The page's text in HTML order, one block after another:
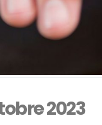
2023